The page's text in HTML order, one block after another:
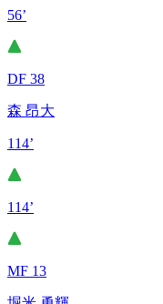
56’
DF 38
森 昂大
114’
114’
MF 13